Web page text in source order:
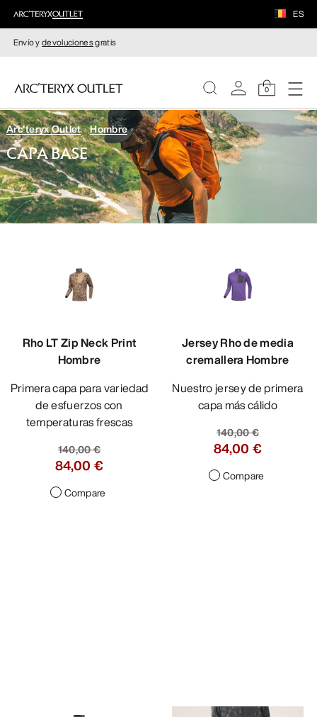
ES
Envío ydevolucionesgratis
0
MUJERE
HOMBRE
Arc'teryx Outlet Hombre
CAPA BASE
Rho LT Zip Neck Print
Hombre
Primera capa para variedad
de esfuerzos con
temperaturas frescas
140,00 €
84,00 €
Compare
Jersey Rho de media
cremallera Hombre
Nuestro jersey de primera
capa más cálido
140,00 €
84,00 €
Compare